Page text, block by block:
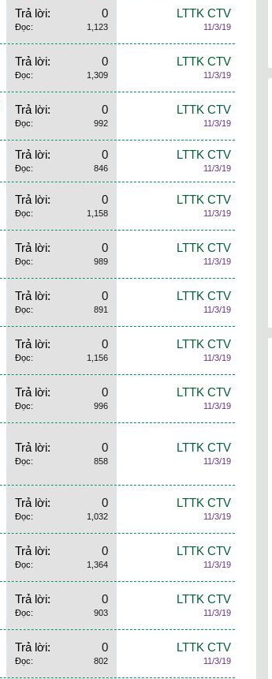
Trả lời: 0
Đọc: 1,123
LTTK CTV
11/3/19
Trả lời: 0
Đọc: 1,309
LTTK CTV
11/3/19
Trả lời: 0
Đọc: 992
LTTK CTV
11/3/19
Trả lời: 0
Đọc: 846
LTTK CTV
11/3/19
Trả lời: 0
Đọc: 1,158
LTTK CTV
11/3/19
Trả lời: 0
Đọc: 989
LTTK CTV
11/3/19
Trả lời: 0
Đọc: 891
LTTK CTV
11/3/19
Trả lời: 0
Đọc: 1,156
LTTK CTV
11/3/19
Trả lời: 0
Đọc: 996
LTTK CTV
11/3/19
Trả lời: 0
Đọc: 858
LTTK CTV
11/3/19
Trả lời: 0
Đọc: 1,032
LTTK CTV
11/3/19
Trả lời: 0
Đọc: 1,364
LTTK CTV
11/3/19
Trả lời: 0
Đọc: 903
LTTK CTV
11/3/19
Trả lời: 0
Đọc: 802
LTTK CTV
11/3/19